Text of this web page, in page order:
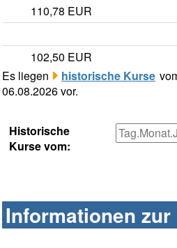
110,78 EUR
102,50 EUR
Es liegen
historische Kurse
06.08.2026 vor.
Historische
Kurse vom:
Informationen